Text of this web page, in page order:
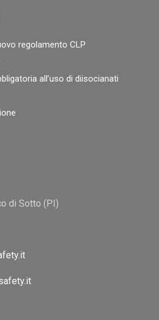
regolamento CLP
all’uso di diisocianati
di Sotto (PI)